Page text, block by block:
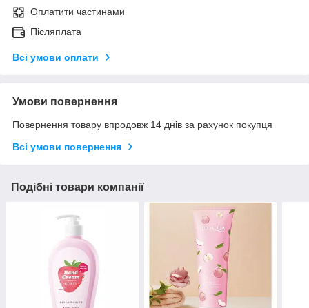
Оплатити частинами
Післяплата
Всі умови оплати
Умови повернення
Повернення товару впродовж 14 днів за рахунок покупця
Всі умови повернення
Подібні товари компанії